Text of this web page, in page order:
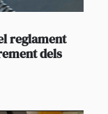
reglament
dels